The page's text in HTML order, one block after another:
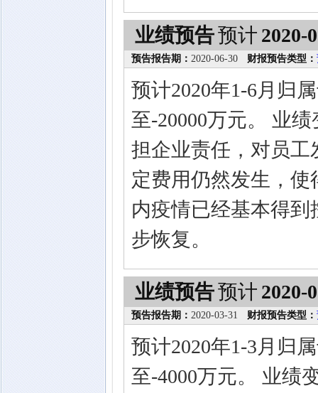
业绩预告预计 2020-
预告报告期： 2020-06-30 财报预告类型：
预计2020年1-6月归
至-20000万元。 业
担企业责任，对员
定费用仍然发生，
内疫情已经基本得
步恢复。
业绩预告预计 2020-
预告报告期： 2020-03-31 财报预告类型：
预计2020年1-3月归
至-4000万元。 业绩